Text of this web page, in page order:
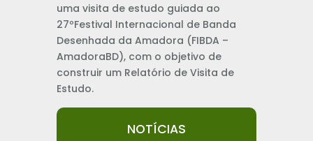
uma visita de estudo guiada ao
27ºFestival Internacional de Banda
Desenhada da Amadora (FIBDA –
AmadoraBD), com o objetivo de
construir um Relatório de Visita de
Estudo.
NOTÍCIAS